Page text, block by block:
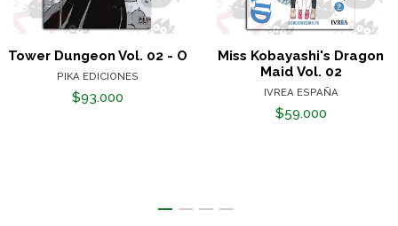
Tower Dungeon Vol. 02 - O
PIKA EDICIONES
$93.000
Miss Kobayashi's Dragon
Maid Vol. 02
IVREA ESPAÑA
$59.000